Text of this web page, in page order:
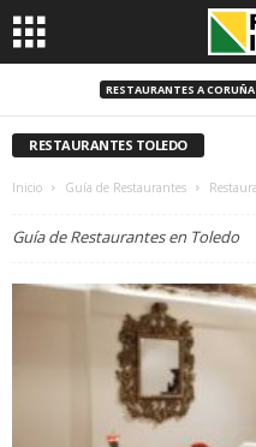
RESTAURANTES A CORUÑA
RESTAURANTES TOLEDO
Inicio Guía de Restaurantes
Guía de Restaurantes en Toledo